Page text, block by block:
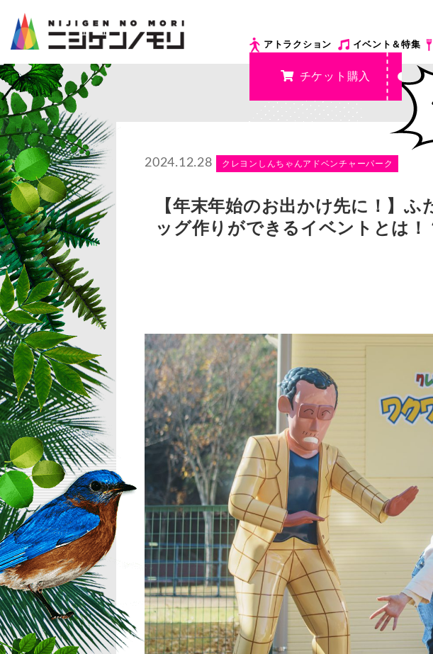
アトラクション イベント＆特集
チケット購入
2024.12.28 クレヨンしんちゃんアドベンチャーパーク
【年末年始のお出かけ先に！】
ッグ作りができるイベントとは！